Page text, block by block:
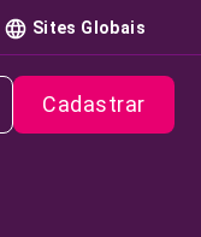
Sites Globais
Cadastrar